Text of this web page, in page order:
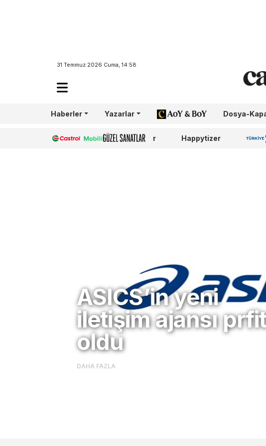
31 Temmuz 2026 Cuma, 14:58
Haberler Yazarlar AoY/BoY Dosya-
Castrol Güzel Sanatlar Happytizer İş
ASICS’in yeni
iletişim ajansı
oldu
DAHA FAZLA